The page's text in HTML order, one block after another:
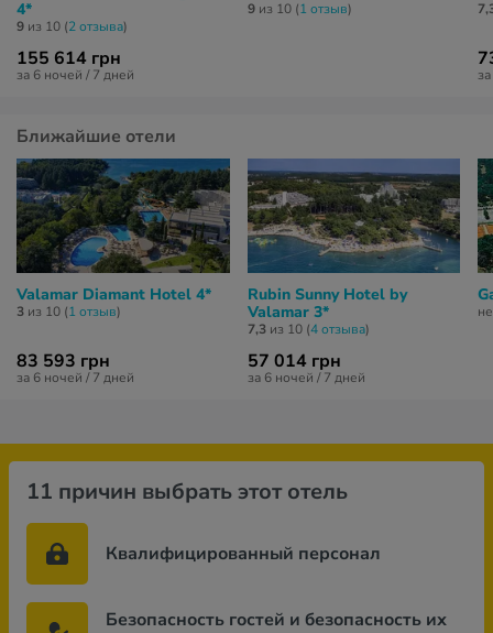
4*
9 из 10 (2 отзывa)
155 614 грн
за 6 ночей / 7 дней
9из 10 (1 отзыв)
Ближайшие отели
Valamar Diamant Hotel 4*
3 из 10 (1 отзыв)
83 593 грн
за 6 ночей / 7 дней
Rubin Sunny Hotel by
Valamar 3*
7,3из 10 (4 отзывa)
57 014 грн
за 6 ночей / 7 дней
11 причин выбрать этот отель
Квалифицированный персонал
Безопасность гостей и безопасность их